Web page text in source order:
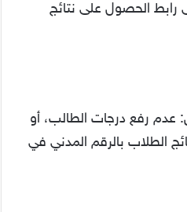
رابط الحصول على نتائج
عدم رفع درجات الطالب، أو
الطلاب بالرقم المدني في